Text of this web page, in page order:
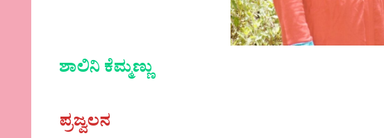
ಶಾಲಿನಿ ಕೆಮ್ಮಣ್ಣು
ಪ್ರಜ್ವಲನ